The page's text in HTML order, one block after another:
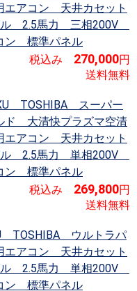
エアコン 天井カセット
2.5馬力 三相200V
ン 標準パネル
税込み 270,000円
送料無料
TOSHIBA スーパー
ド 大清快プラズマ空清
エアコン 天井カセット
2.5馬力 単相200V
ン 標準パネル
税込み 269,800円
送料無料
TOSHIBA ウルトラパ
エアコン 天井カセット
2.5馬力 単相200V
ン 標準パネル